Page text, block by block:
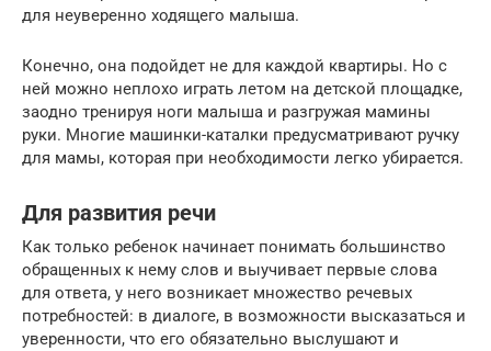
для неуверенно ходящего малыша.
Конечно, она подойдет не для каждой квартиры. Но с
ней можно неплохо играть летом на детской площадке,
заодно тренируя ноги малыша и разгружая мамины
руки. Многие машинки-каталки предусматривают ручку
для мамы, которая при необходимости легко убирается.
Для развития речи
Как только ребенок начинает понимать большинство
обращенных к нему слов и выучивает первые слова
для ответа, у него возникает множество речевых
потребностей: в диалоге, в возможности высказаться и
уверенности, что его обязательно выслушают и